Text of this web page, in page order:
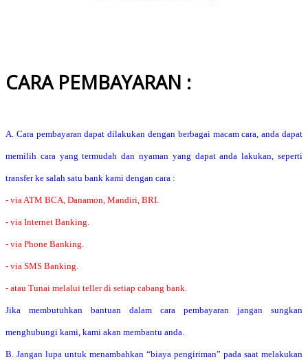
CARA PEMBAYARAN :
A. Cara pembayaran dapat dilakukan dengan berbagai macam cara, anda dapat
memilih cara yang termudah dan nyaman yang dapat anda lakukan, seperti
transfer ke salah satu bank kami dengan cara :
- via ATM BCA, Danamon, Mandiri, BRI.
- via Internet Banking.
- via Phone Banking.
- via SMS Banking.
- atau Tunai melalui teller di setiap cabang bank.
Jika membutuhkan bantuan dalam cara pembayaran jangan sungkan
menghubungi kami, kami akan membantu anda.
B. Jangan lupa untuk menambahkan “biaya pengiriman” pada saat melakukan